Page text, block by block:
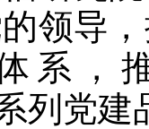
领导
系，
列党